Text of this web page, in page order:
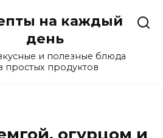
на каждый
день
и полезные блюда
простых продуктов